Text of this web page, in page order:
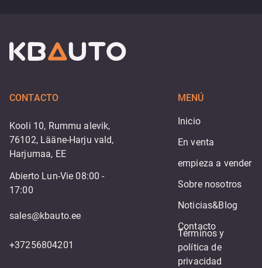
CONTACTO
Kooli 10, Rummu alevik,
76102, Lääne-Harju vald,
Harjumaa, EE
Abierto Lun-Vie 08:00 -
17:00
sales@kbauto.ee
+37256804201
MENÚ
Inicio
En venta
empieza a vender
Sobre nosotros
Noticias&Blog
Contacto
Términos y
política de
privacidad